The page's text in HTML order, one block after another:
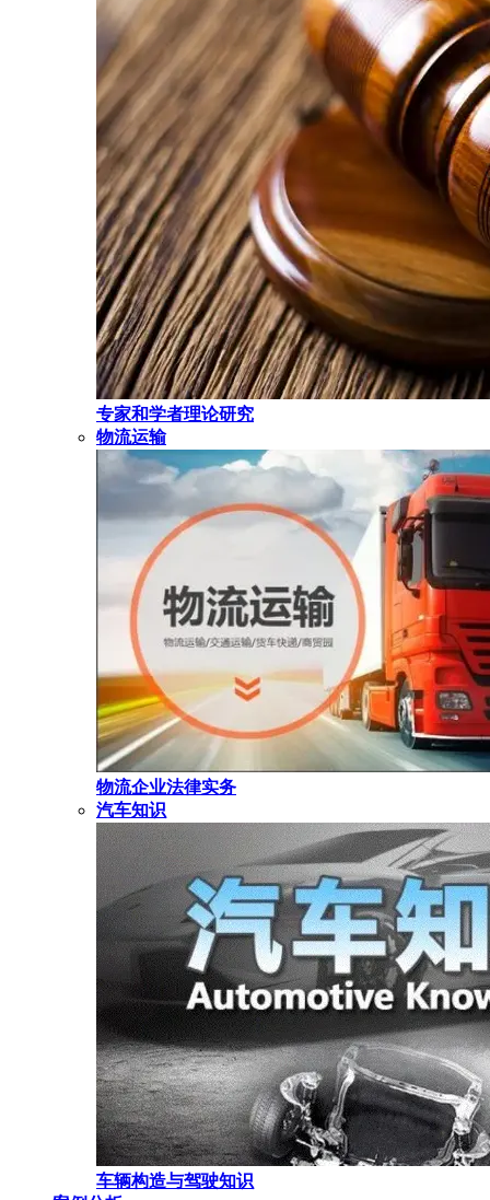
专家和学者理论研究
物流运输
物流企业法律实务
汽车知识
车辆构造与驾驶知识